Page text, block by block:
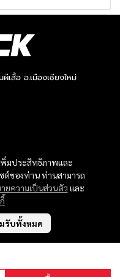
พิ่มประสิทธิภาพและ
ต์ของท่าน ท่านสามารถ
ยความเป็นส่วนตัว และ
รับทั้งหมด
สื้อ อ.เมืองเชียงใหม่